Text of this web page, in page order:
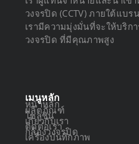
วงจรปิด (CCTV) ภายใต้แบร
เรามีความมุ่งมั่นที่จะให้บริก
วงจรปิด ที่มีคุณภาพสูง
เมนูหลัก
หน้าหลัก
ผลิตภัณฑ์
โซลูชัน
เกี่ยวกับเรา
ติดต่อเรา
กล้องวงจรปิด
เครื่องบันทึกภาพ